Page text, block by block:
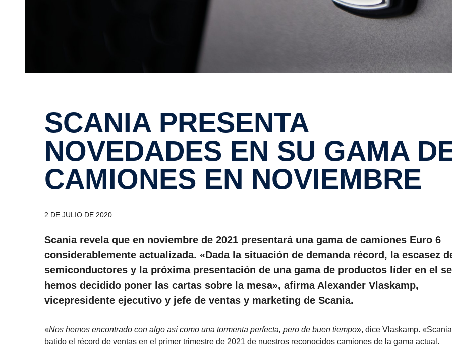
SCANIA PRESENTA
NOVEDADES EN SU GAMA
CAMIONES EN NOVIEMBRE
2 DE JULIO DE 2020
Scania revela que en noviembre de 2021 presentará una gama de camiones Euro 6
considerablemente actualizada. «Dada la situación de demanda récord, la escasez
semiconductores y la próxima presentación de una gama de productos líder en el
hemos decidido poner las cartas sobre la mesa», afirma Alexander Vlaskamp,
vicepresidente ejecutivo y jefe de ventas y marketing de Scania.
«Nos hemos encontrado con algo así como una tormenta perfecta, pero de buen tiempo», dice Vlaskamp.
batido el récord de ventas en el primer trimestre de 2021 de nuestros reconocidos camiones de la gama actual.